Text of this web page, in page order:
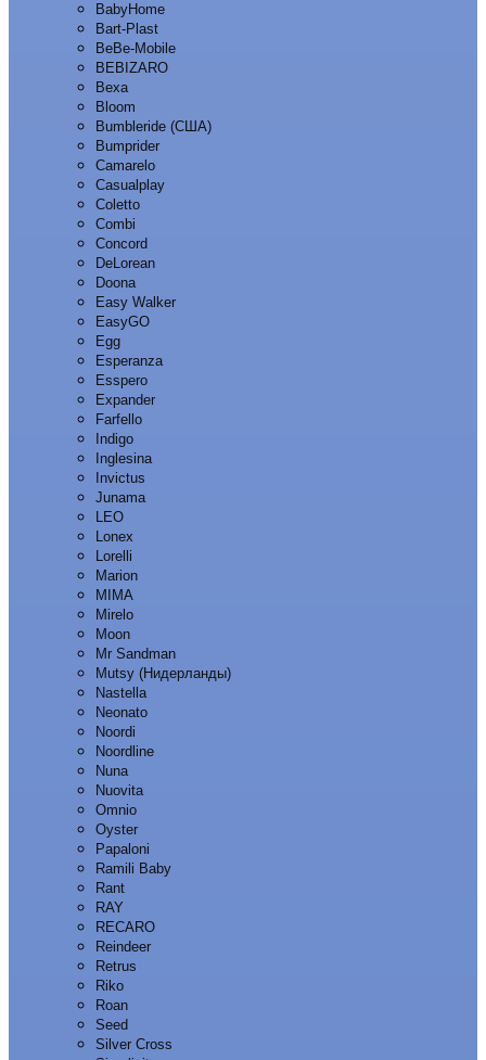
BabyHome
Bart-Plast
BeBe-Mobile
BEBIZARO
Bexa
Bloom
Bumbleride (США)
Bumprider
Camarelo
Casualplay
Coletto
Combi
Concord
DeLorean
Doona
Easy Walker
EasyGO
Egg
Esperanza
Esspero
Expander
Farfello
Indigo
Inglesina
Invictus
Junama
LEO
Lonex
Lorelli
Marion
MIMA
Mirelo
Moon
Mr Sandman
Mutsy (Нидерланды)
Nastella
Neonato
Noordi
Noordline
Nuna
Nuovita
Omnio
Oyster
Papaloni
Ramili Baby
Rant
RAY
RECARO
Reindeer
Retrus
Riko
Roan
Seed
Silver Cross